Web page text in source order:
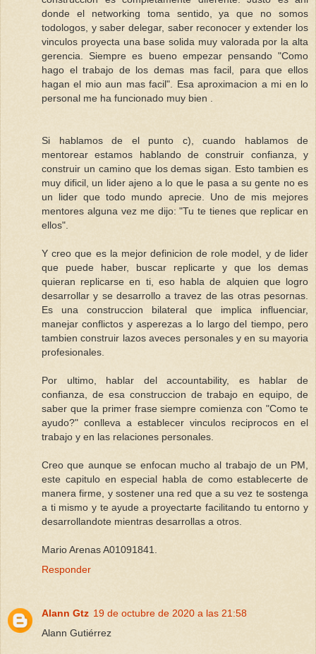
donde el networking toma sentido, ya que no somos
todologos, y saber delegar, saber reconocer y extender los
vinculos proyecta una base solida muy valorada por la alta
gerencia. Siempre es bueno empezar pensando "Como
hago el trabajo de los demas mas facil, para que ellos
hagan el mio aun mas facil". Esa aproximacion a mi en lo
personal me ha funcionado muy bien .
Si hablamos de el punto c), cuando hablamos de
mentorear estamos hablando de construir confianza, y
construir un camino que los demas sigan. Esto tambien es
muy dificil, un lider ajeno a lo que le pasa a su gente no es
un lider que todo mundo aprecie. Uno de mis mejores
mentores alguna vez me dijo: "Tu te tienes que replicar en
ellos".
Y creo que es la mejor definicion de role model, y de lider
que puede haber, buscar replicarte y que los demas
quieran replicarse en ti, eso habla de alquien que logro
desarrollar y se desarrollo a travez de las otras pesornas.
Es una construccion bilateral que implica influenciar,
manejar conflictos y asperezas a lo largo del tiempo, pero
tambien construir lazos aveces personales y en su mayoria
profesionales.
Por ultimo, hablar del accountability, es hablar de
confianza, de esa construccion de trabajo en equipo, de
saber que la primer frase siempre comienza con "Como te
ayudo?" conlleva a establecer vinculos reciprocos en el
trabajo y en las relaciones personales.
Creo que aunque se enfocan mucho al trabajo de un PM,
este capitulo en especial habla de como establecerte de
manera firme, y sostener una red que a su vez te sostenga
a ti mismo y te ayude a proyectarte facilitando tu entorno y
desarrollandote mientras desarrollas a otros.
Mario Arenas A01091841.
Responder
Alann Gtz 19 de octubre de 2020 a las 21:58
Alann Gutiérrez